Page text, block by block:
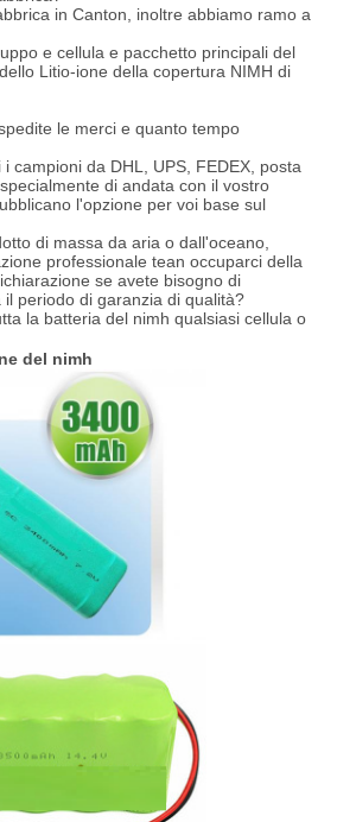
in Canton, inoltre abbiamo ramo a
e cellula e pacchetto principali del
Litio-ione della copertura NIMH di
le merci e quanto tempo
campioni da DHL, UPS, FEDEX, posta
di andata con il vostro
l'opzione per voi base sul
di massa da aria o dall'oceano,
professionale tean occuparci della
se avete bisogno di
il periodo di garanzia di qualità?
la batteria del nimh qualsiasi cellula o
del nimh